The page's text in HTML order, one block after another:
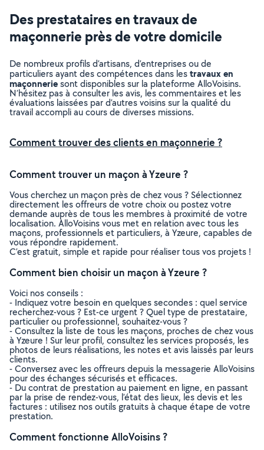
Des prestataires en travaux de
maçonnerie près de votre domicile
De nombreux profils d’artisans, d’entreprises ou de
particuliers ayant des compétences dans lestravaux en
maçonneriesont disponibles sur la plateforme AlloVoisins.
N’hésitez pas à consulter les avis, les commentaires et les
évaluations laissées par d’autres voisins sur la qualité du
travail accompli au cours de diverses missions.
Comment trouver des clients en maçonnerie ?
Comment trouver un maçon à Yzeure ?
Vous cherchez un maçon près de chez vous ? Sélectionnez
directement les offreurs de votre choix ou postez votre
demande auprès de tous les membres à proximité de votre
localisation. AlloVoisins vous met en relation avec tous les
maçons, professionnels et particuliers, à Yzeure, capables de
vous répondre rapidement.
C’est gratuit, simple et rapide pour réaliser tous vos projets !
Comment bien choisir un maçon à Yzeure ?
Voici nos conseils :
- Indiquez votre besoin en quelques secondes : quel service
recherchez-vous ? Est-ce urgent ? Quel type de prestataire,
particulier ou professionnel, souhaitez-vous ?
- Consultez la liste de tous les maçons, proches de chez vous
à Yzeure ! Sur leur profil, consultez les services proposés, les
photos de leurs réalisations, les notes et avis laissés par leurs
clients.
- Conversez avec les offreurs depuis la messagerie AlloVoisins
pour des échanges sécurisés et efficaces.
- Du contrat de prestation au paiement en ligne, en passant
par la prise de rendez-vous, l’état des lieux, les devis et les
factures : utilisez nos outils gratuits à chaque étape de votre
prestation.
Comment fonctionne AlloVoisins ?